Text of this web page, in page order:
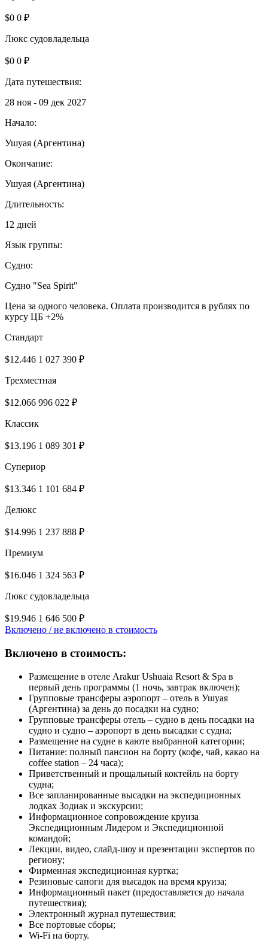
$0 0 ₽
Люкс судовладельца
$0 0 ₽
Дата путешествия:
28 ноя - 09 дек 2027
Начало:
Ушуая (Аргентина)
Окончание:
Ушуая (Аргентина)
Длительность:
12 дней
Язык группы:
Судно:
Cудно "Sea Spirit"
Цена за одного человека. Оплата производится в рублях по
курсу ЦБ +2%
Cтандарт
$12.446 1 027 390 ₽
Трехместная
$12.066 996 022 ₽
Классик
$13.196 1 089 301 ₽
Супериор
$13.346 1 101 684 ₽
Делюкс
$14.996 1 237 888 ₽
Премиум
$16.046 1 324 563 ₽
Люкс судовладельца
$19.946 1 646 500 ₽
Включено / не включено в стоимость
Включено в стоимость:
Размещение в отеле Arakur Ushuaia Resort & Spa в
первый день программы (1 ночь, завтрак включен);
Групповые трансферы аэропорт – отель в Ушуая
(Аргентина) за день до посадки на судно;
Групповые трансферы отель – судно в день посадки на
судно и судно – аэропорт в день высадки с судна;
Размещение на судне в каюте выбранной категории;
Питание: полный пансион на борту (кофе, чай, какао на
coffee station – 24 часа);
Приветственный и прощальный коктейль на борту
судна;
Все запланированные высадки на экспедиционных
лодках Зодиак и экскурсии;
Информационное сопровождение круиза
Экспедиционным Лидером и Экспедиционной
командой;
Лекции, видео, слайд-шоу и презентации экспертов по
региону;
Фирменная экспедиционная куртка;
Резиновые сапоги для высадок на время круиза;
Информационный пакет (предоставляется до начала
путешествия);
Электронный журнал путешествия;
Все портовые сборы;
Wi-Fi на борту.